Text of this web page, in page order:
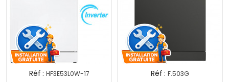
Réf : HF3E53L0W-17 Réf : F.503G